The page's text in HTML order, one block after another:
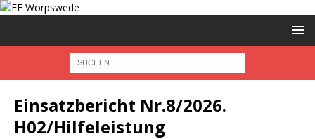
Einsatzbericht Nr.8/2026.
H02/Hilfeleistung